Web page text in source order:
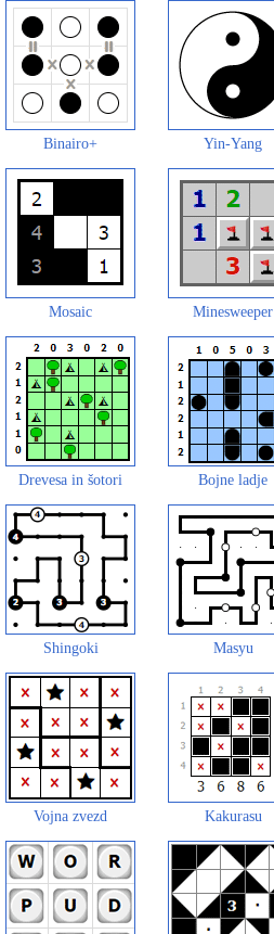
Binairo+ Yin-Yang
Mosaic Minesweeper
Drevesa in šotori Bojne ladje
Shingoki Masyu
Vojna zvezd Kakurasu